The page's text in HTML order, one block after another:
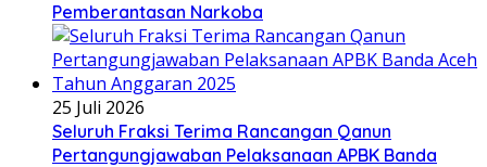
Pemberantasan Narkoba
25 Juli 2026
Seluruh Fraksi Terima Rancangan Qanun
Pertangungjawaban Pelaksanaan APBK Banda